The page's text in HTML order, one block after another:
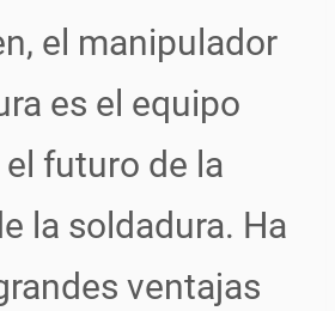
el manipulador
es el equipo
futuro de la
la soldadura. Ha
ventajas